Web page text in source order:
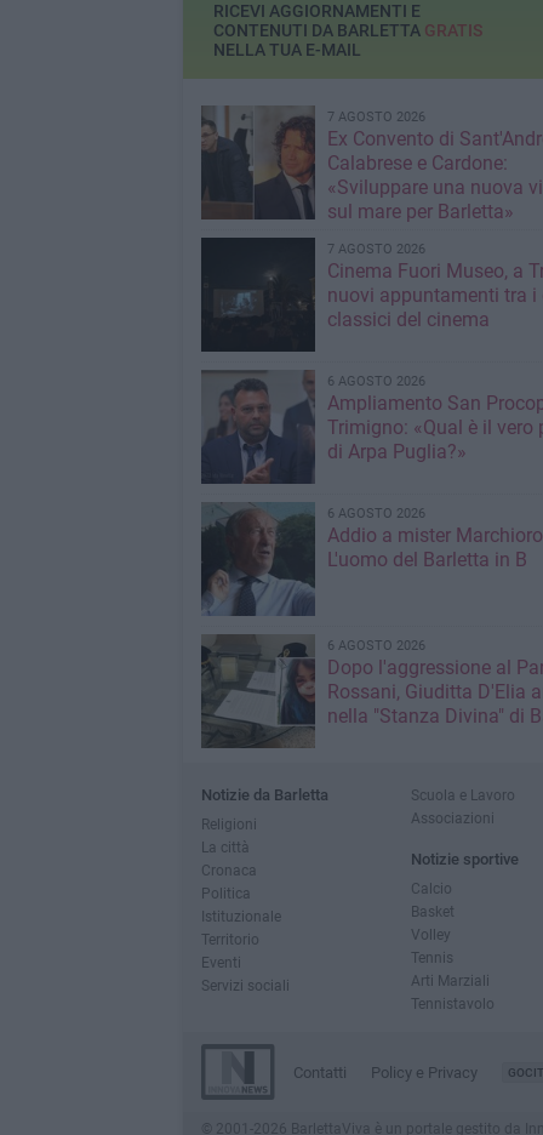
RICEVI AGGIORNAMENTI E
CONTENUTI DA BARLETTA GRATIS
NELLA TUA E-MAIL
7 AGOSTO 2026
Ex Convento di
Calabrese e Cardone:
«Sviluppare una nuova
sul mare per Barletta»
7 AGOSTO 2026
Cinema Fuori Museo, a
nuovi appuntamenti tra i
classici del cinema
6 AGOSTO 2026
Ampliamento San
Trimigno: «Qual è il vero
di Arpa Puglia?»
6 AGOSTO 2026
Addio a mister
L'uomo del Barletta in B
6 AGOSTO 2026
Dopo l'aggressione al
Rossani, Giuditta D'Elia
nella "Stanza Divina" di
Notizie da Barletta
Religioni
La città
Cronaca
Politica
Istituzionale
Territorio
Eventi
Servizi sociali
Scuola e Lavoro
Associazioni
Notizie sportive
Calcio
Basket
Volley
Tennis
Arti Marziali
Tennistavolo
Contatti Policy e Privacy
© 2001-2026 BarlettaViva è un portale gestito da